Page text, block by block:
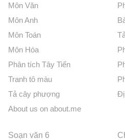
Môn Văn
Môn Anh
Môn Toán
Môn Hóa
Phân tích Tây Tiến
Tranh tô màu
Tả cây phượng
About us on about.me
Soạn văn 6